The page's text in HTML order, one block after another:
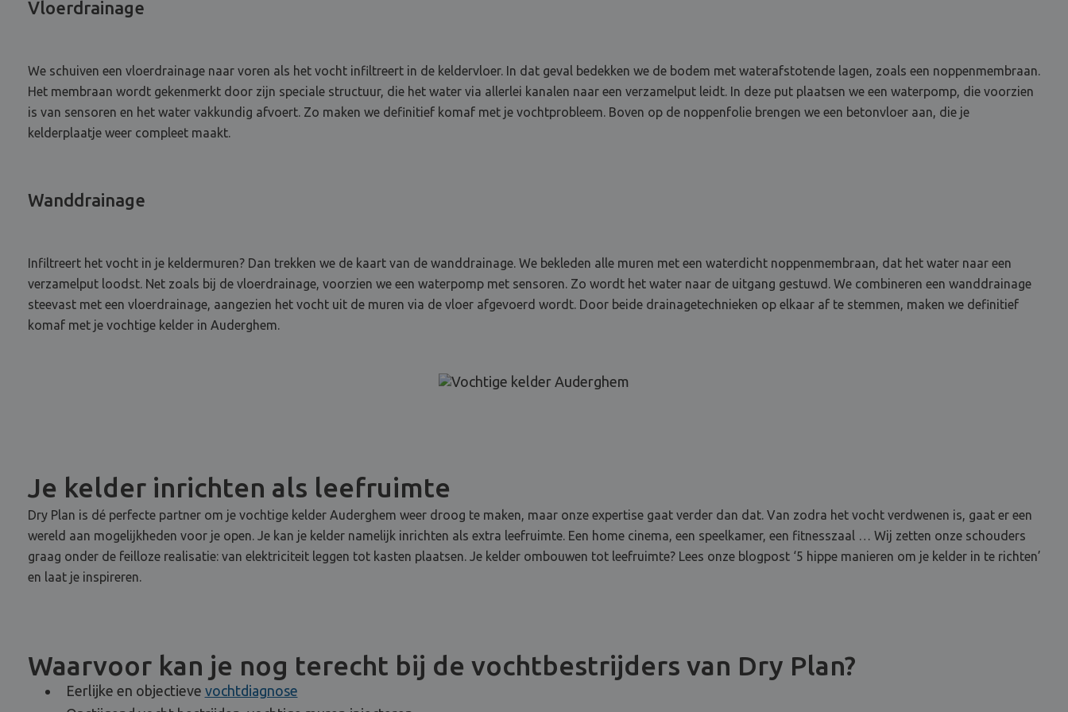
Vloerdrainage
We schuiven een vloerdrainage naar voren als het vocht infiltreert in de keldervloer. In dat geval bedekken we de bodem met waterafstotende lagen, zoals een noppenmembraan.
Het membraan wordt gekenmerkt door zijn speciale structuur, die het water via allerlei kanalen naar een verzamelput leidt. In deze put plaatsen we een waterpomp, die voorzien
is van sensoren en het water vakkundig afvoert. Zo maken we definitief komaf met je vochtprobleem. Boven op de noppenfolie brengen we een betonvloer aan, die je
kelderplaatje weer compleet maakt.
Wanddrainage
Infiltreert het vocht in je keldermuren? Dan trekken we de kaart van de wanddrainage. We bekleden alle muren met een waterdicht noppenmembraan, dat het water naar een
verzamelput loodst. Net zoals bij de vloerdrainage, voorzien we een waterpomp met sensoren. Zo wordt het water naar de uitgang gestuwd. We combineren een wanddrainage
steevast met een vloerdrainage, aangezien het vocht uit de muren via de vloer afgevoerd wordt. Door beide drainagetechnieken op elkaar af te stemmen, maken we definitief
komaf met je vochtige kelder in Auderghem.
Je kelder inrichten als leefruimte
Dry Plan is dé perfecte partner om je vochtige kelder Auderghem weer droog te maken, maar onze expertise gaat verder dan dat. Van zodra het vocht verdwenen is, gaat er een
wereld aan mogelijkheden voor je open. Je kan je kelder namelijk inrichten als extra leefruimte. Een home cinema, een speelkamer, een fitnesszaal … Wij zetten onze schouders
graag onder de feilloze realisatie: van elektriciteit leggen tot kasten plaatsen. Je kelder ombouwen tot leefruimte? Lees onze blogpost ‘5 hippe manieren om je kelder in te richten’
en laat je inspireren.
Waarvoor kan je nog terecht bij de vochtbestrijders van Dry Plan?
Eerlijke en objectieve vochtdiagnose